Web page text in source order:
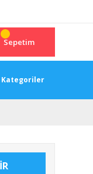
Sepetim
Kategoriler